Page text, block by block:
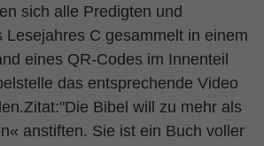
sich alle Predigten und
Lesejahres C gesammelt in einem
eines QR-Codes im Innenteil
das entsprechende Video
Bibel will zu mehr als
anstiften. Sie ist ein Buch voller